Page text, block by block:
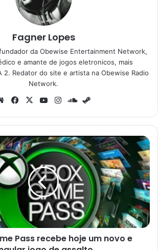
Fagner Lopes
da Obewise Entertainment Network,
e amante de jogos eletronicos, mais
2. Redator do site e artista na Obewise Radio
Network.
WebsiteFacebook
X YouTubeInstagramSoundCloud
Pass recebe hoje um novo e